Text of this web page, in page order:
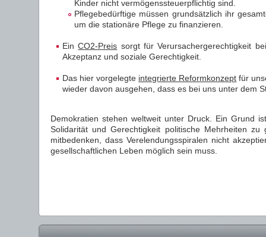
Kinder nicht vermögenssteuerpflichtig sind.
Pflegebedürftige müssen grundsätzlich ihr
um die stationäre Pflege zu finanzieren.
EinCO2-Preis sorgt für Verursachergerechtigkeit
Akzeptanz und soziale Gerechtigkeit.
Das hier vorgelegte integrierte Reformkonzept für
wieder davon ausgehen, dass es bei uns unter dem
Demokratien stehen weltweit unter Druck. Ein Grund
Solidarität und Gerechtigkeit politische Mehrheiten
mitbedenken, dass Verelendungsspiralen nicht
gesellschaftlichen Leben möglich sein muss.